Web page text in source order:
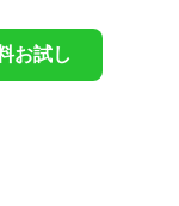
お試し